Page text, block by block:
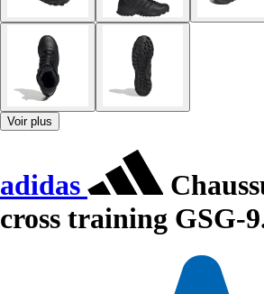
Voir plus
adidas
cross training GSG-